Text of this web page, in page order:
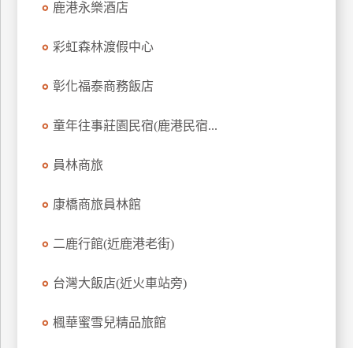
鹿港永樂酒店
彩虹森林渡假中心
彰化福泰商務飯店
童年往事莊園民宿(鹿港民宿...
員林商旅
康橋商旅員林館
二鹿行館(近鹿港老街)
台灣大飯店(近火車站旁)
楓華蜜雪兒精品旅館